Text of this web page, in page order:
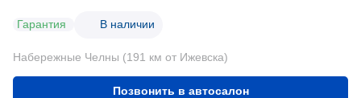
Гарантия В наличии
Набережные Челны (191 км от Ижевска)
Позвонить в автосалон